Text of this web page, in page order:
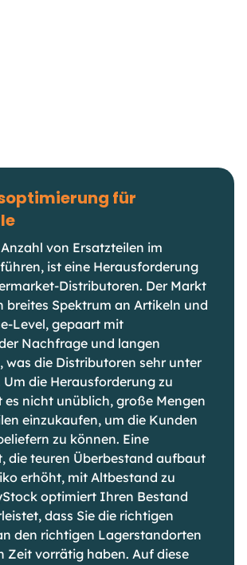
für
von Ersatzteilen im
ist eine Herausforderung
Distributoren. Der Markt
breites Spektrum an Artikeln und
Level, gepaart mit
Nachfrage und langen
was die Distributoren sehr unter
Um die Herausforderung zu
es nicht unüblich, große Mengen
einzukaufen, um die Kunden
zu können. Eine
die teuren Überbestand aufbaut
erhöht, mit Altbestand zu
optimiert Ihren Bestand
dass Sie die richtigen
den richtigen Lagerstandorten
Zeit vorrätig haben. Auf diese